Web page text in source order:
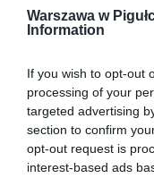
Warszawa w
Information
If you wish to opt-out
processing of your
targeted advertising
section to confirm
opt-out request is
interest-based ads